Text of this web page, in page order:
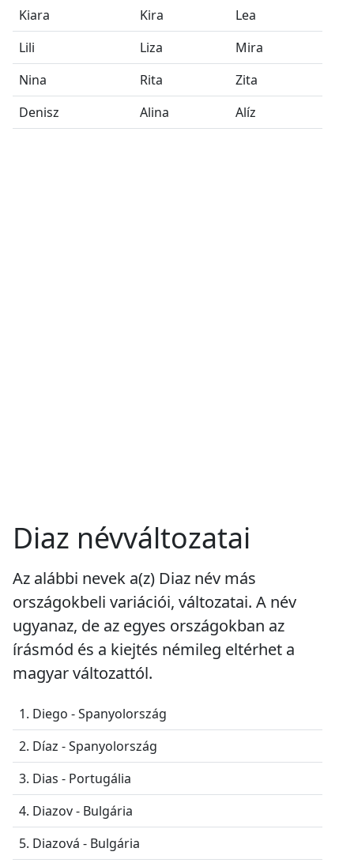
Kiara
Kira
Lea
Lili
Liza
Mira
Nina
Rita
Zita
Denisz
Alina Alíz
Diaz névváltozatai
Az alábbi nevek a(z) Diaz név más
országokbeli variációi, változatai. A név
ugyanaz, de az egyes országokban az
írásmód és a kiejtés némileg eltérhet a
magyar változattól.
1. Diego - Spanyolország
2. Díaz - Spanyolország
3. Dias - Portugália
4. Diazov - Bulgária
5. Diazová - Bulgária